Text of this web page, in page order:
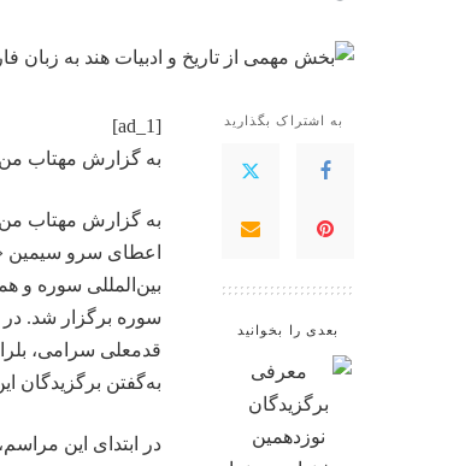
به اشتراک بگذارید
بعدی را بخوانید
[ad_1]
به گزارش مهتاب من
به گزارش مهتاب من
اعطای سرو سیمین
سوره برگزار شد. در
قدمعلی سرامی،
به‌گفتن برگزیدگان
در ابتدای این